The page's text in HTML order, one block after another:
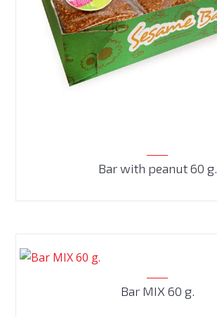
Bar with peanut 60 g.
Bar MIX 60 g.